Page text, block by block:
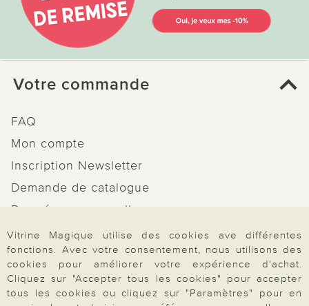
Votre commande
FAQ
Mon compte
Inscription Newsletter
Demande de catalogue
Données personnelles
Droit de rétractation
Rétractation
Vitrine Magique utilise des cookies ave différentes
fonctions. Avec votre consentement, nous utilisons des
cookies pour améliorer votre expérience d'achat.
Cliquez sur "Accepter tous les cookies" pour accepter
tous les cookies ou cliquez sur "Paramètres" pour en